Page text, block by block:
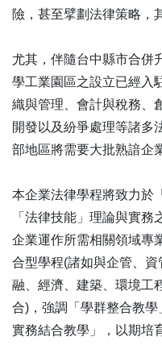
險，甚至擘劃法律策略，
尤其，伴隨台中縣市合併
學工業園區之設立已經入
織與管理、會計與稅務、
開發以及紛爭處理等諸多
部地區將需要大批熟諳企
本企業法律學程將致力於
「法律技能」理論與實
企業運作所需相關領域專
合型學程(諸如與企管、
融、經濟、建築、環境工
合)，強調「學群整合教
實務結合教學」，以期培